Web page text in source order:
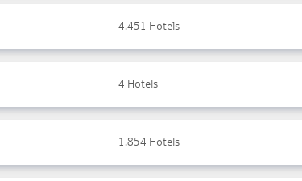
4.451 Hotels
4 Hotels
1.854 Hotels